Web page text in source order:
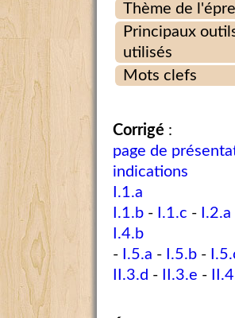
Thème de
Principaux
utilisés
Mots clefs
Corrigé :
page de
indications
I.1.a
I.1.b - I.1.c - I.2.a
I.4.b
- I.5.a - I.5.b -
II.3.d - II.3.e -